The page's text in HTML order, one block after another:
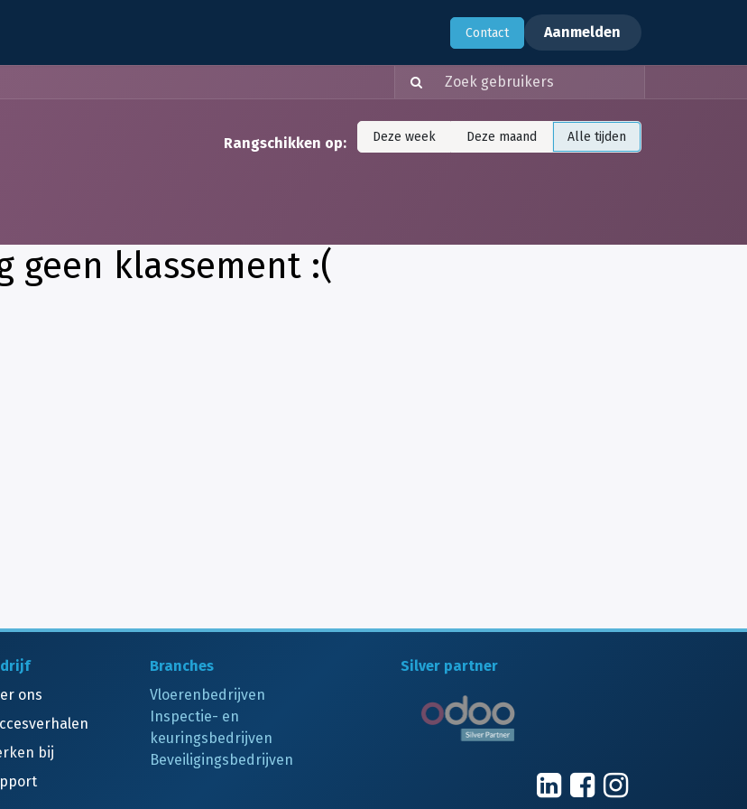
​Contact Aanmelden
Rangschikken op: Deze week Deze maand Alle tijden
geen klassement :(
Silver partner
ons
bij
Branches
Vloerenbedrijven
Inspectie- en
keuringsbedrijven
Beveiligingsbedrijven